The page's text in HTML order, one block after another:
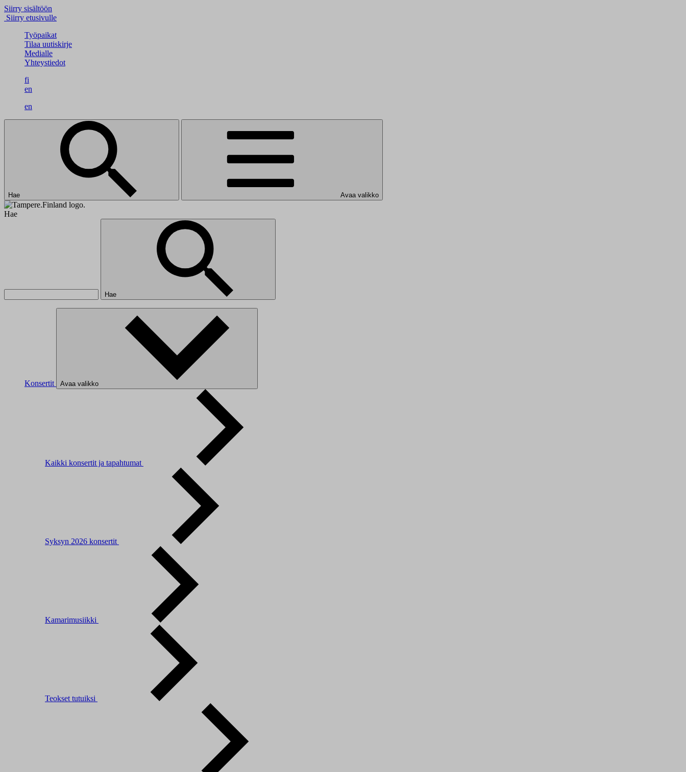
Siirry sisältöön
Siirry etusivulle
Työpaikat
Tilaa uutiskirje
Medialle
Yhteystiedot
fi
en
en
Hae Avaa valikko
Hae
Hae
Konsertit Avaa valikko
Kaikki konsertit ja tapahtumat
Syksyn 2026 konsertit
Kamarimusiikki
Teokset tutuiksi